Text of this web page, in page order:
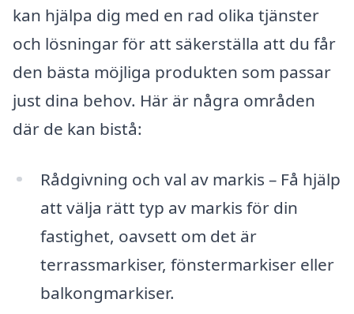
kan hjälpa dig med en rad olika tjänster
och lösningar för att säkerställa att du får
den bästa möjliga produkten som passar
just dina behov. Här är några områden
där de kan bistå:
Rådgivning och val av markis – Få hjälp
att välja rätt typ av markis för din
fastighet, oavsett om det är
terrassmarkiser, fönstermarkiser eller
balkongmarkiser.